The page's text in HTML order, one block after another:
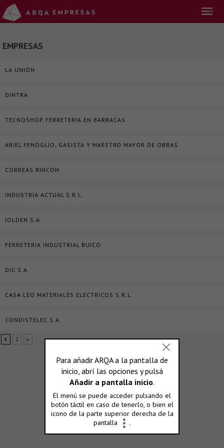
EMPRESAS
LA UNIÓN
DINTRA
TECNOSHOP FERRETERIA EN BARRACAS
ARIEL FENOGLIO, GASISTA Y MAESTRO MAYOR DE OBRAS
CORREAS RINCON
INDUSTRIA ACTUAL S.R.L.
JOLDEN S.A.
FERRETERIA INDUSTRIAL BUICO
DIC S.A.
CASA LEO MATERIALES ELECTRICOS S.R.L.
CONDISTELEC S.A.
1 2 »